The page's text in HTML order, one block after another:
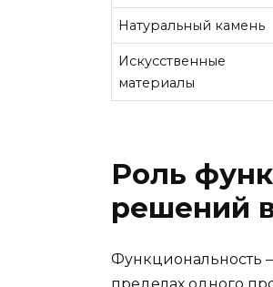
Натуральный камень
Искусственные
материалы
Роль
решений
Функциональность